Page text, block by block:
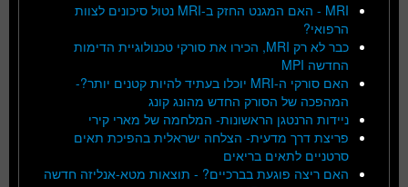
MRI - האם המגנט החזק ב-MRI נטול סיכונים לצוות
הרפואי?
כבר לא רק MRI, הכירו את סורקי טכנולוגיית הדימות
החדשה MPI
האם סורקי ה-MRI יוכלו בעתיד להיות קטנים יותר?-
המהפכה של הסורק החדש מהונג קונג
ניידות הרנטגן הראשונות- המלחמה של מארי קירי
פריצת דרך מדעית- הצלחה ישראלית בהפיכת תאים
סרטניים לתאים בריאים
האם ריצה פוגעת בברכיים? - תוצאות מטא-אנליזה חדשה